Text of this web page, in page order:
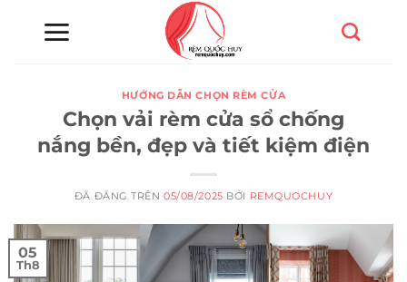
HƯỚNG DẪN CHỌN RÈM CỬA
Chọn vải rèm cửa sổ chống
nắng bền, đẹp và tiết kiệm điện
ĐÃ ĐĂNG TRÊN05/08/2025 BỞI REMQUOCHUY
05
Th8